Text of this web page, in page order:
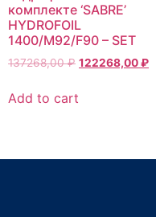
комплекте ‘SABRE’
HYDROFOIL
1400/M92/F90 – SET
137268,00₽ 122268,00₽
Add to cart